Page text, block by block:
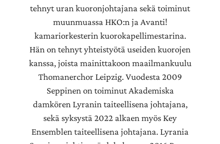
tehnyt uran kuoronjohtajana sekä toiminut
muunmuassa HKO:n ja Avanti!
kamariorkesterin kuorokapellimestarina.
Hän on tehnyt yhteistyötä useiden kuorojen
kanssa, joista mainittakoon maailmankuulu
Thomanerchor Leipzig. Vuodesta 2009
Seppinen on toiminut Akademiska
damkören Lyranin taiteellisena johtajana,
sekä syksystä 2022 alkaen myös Key
Ensemblen taiteellisena johtajana. Lyrania